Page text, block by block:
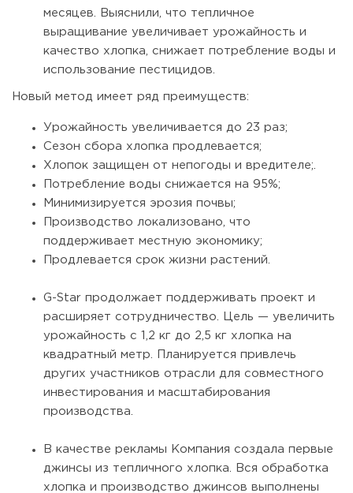
месяцев. Выяснили, что тепличное
выращивание увеличивает урожайность и
качество хлопка, снижает потребление воды и
использование пестицидов.
Новый метод имеет ряд преимуществ:
Урожайность увеличивается до 23 раз;
Сезон сбора хлопка продлевается;
Хлопок защищен от непогоды и вредителе;.
Потребление воды снижается на 95%;
Минимизируется эрозия почвы;
Производство локализовано, что
поддерживает местную экономику;
Продлевается срок жизни растений.
G-Star продолжает поддерживать проект и
расширяет сотрудничество. Цель — увеличить
урожайность с 1,2 кг до 2,5 кг хлопка на
квадратный метр. Планируется привлечь
других участников отрасли для совместного
инвестирования и масштабирования
производства.
В качестве рекламы Компания создала первые
джинсы из тепличного хлопка. Вся обработка
хлопка и производство джинсов выполнены